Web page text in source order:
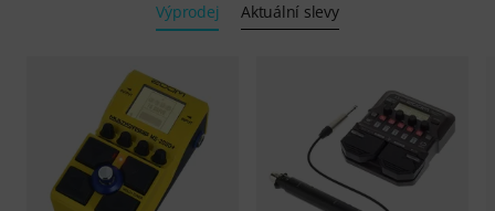
Výprodej Aktuální slevy